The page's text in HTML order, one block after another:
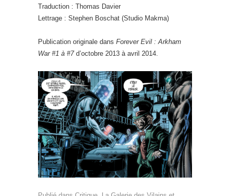
Traduction : Thomas Davier
Lettrage : Stephen Boschat (Studio Makma)
Publication originale dans Forever Evil : Arkham
War #1 à #7d’octobre 2013 à avril 2014.